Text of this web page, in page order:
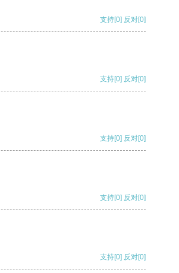
支持[0] 反对[0]
支持[0] 反对[0]
支持[0] 反对[0]
支持[0] 反对[0]
支持[0] 反对[0]